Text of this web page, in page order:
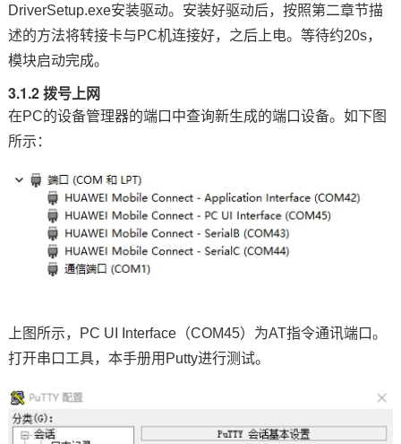
DriverSetup.exe安装驱动。安装好驱动后，按照第二章节描
述的方法将转接卡与PC机连接好，之后上电。等待约20s，
模块启动完成。
3.1.2 拨号上网
在PC的设备管理器的端口中查询新生成的端口设备。如下图
所示：
上图所示，PC UI Interface（COM45）为AT指令通讯端口。
打开串口工具，本手册用Putty进行测试。